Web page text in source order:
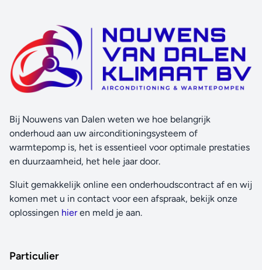
Bij Nouwens van Dalen weten we hoe belangrijk
onderhoud aan uw airconditioningsysteem of
warmtepomp is, het is essentieel voor optimale prestaties
en duurzaamheid, het hele jaar door.
Sluit gemakkelijk online een onderhoudscontract af en wij
komen met u in contact voor een afspraak, bekijk onze
oplossingen hieren meld je aan.
Particulier